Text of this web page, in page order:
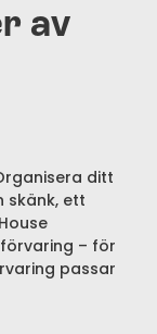
av
ditt
skänk, ett
– för
passar